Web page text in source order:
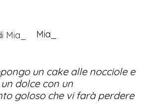
Mia_
un cake alle nocciole e
dolce con un
goloso che vi farà perdere